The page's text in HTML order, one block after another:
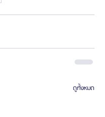
ดูทั้งหมด